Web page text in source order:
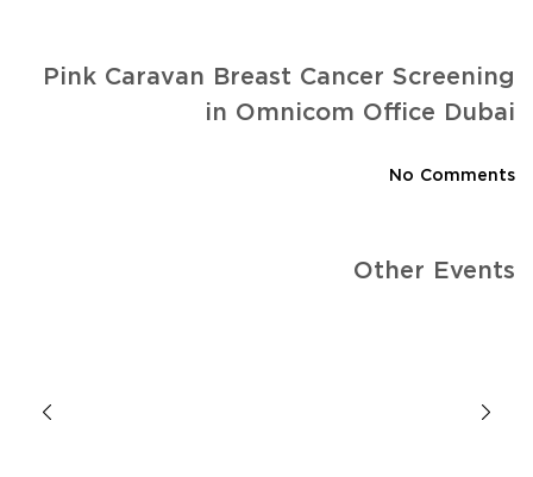
Pink Caravan Breast Cancer Screening
in Omnicom Office Dubai
No Comments
Other Events